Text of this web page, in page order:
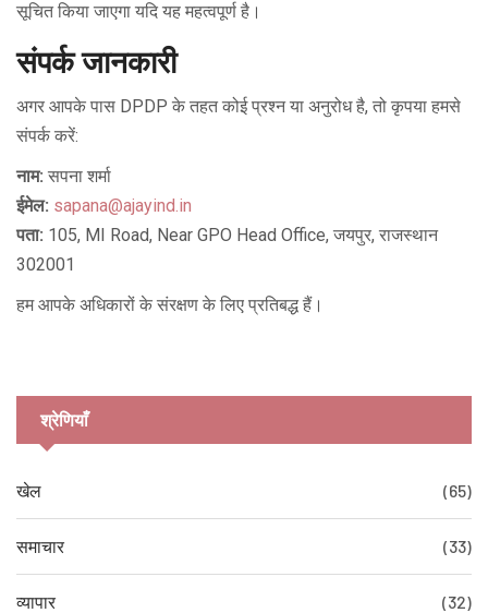
सूचित किया जाएगा यदि यह महत्वपूर्ण है।
संपर्क जानकारी
अगर आपके पास DPDP के तहत कोई प्रश्न या अनुरोध है, तो कृपया हमसे
संपर्क करें:
नाम: सपना शर्मा
ईमेल: sapana@ajayind.in
पता: 105, MI Road, Near GPO Head Office, जयपुर, राजस्थान
302001
हम आपके अधिकारों के संरक्षण के लिए प्रतिबद्ध हैं।
श्रेणियाँ
खेल (65)
समाचार (33)
व्यापार (32)